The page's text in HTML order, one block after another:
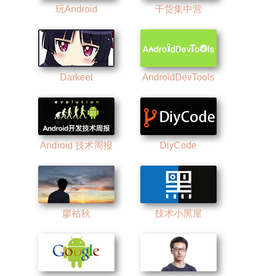
玩Android 干货集中营
Darkeet AndroidDevTools
Android 技术周报 DiyCode
廖祜秋 技术小黑屋